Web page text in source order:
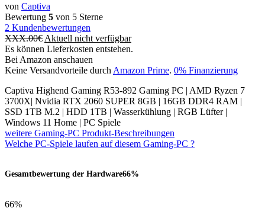
von Captiva
Bewertung 5 von 5 Sterne
2 Kundenbewertungen
XXX.00€ Aktuell nicht verfügbar
Es können Lieferkosten entstehen.
Bei Amazon anschauen
Keine Versandvorteile durch Amazon Prime. 0% Finanzierung
Captiva Highend Gaming R53-892 Gaming PC | AMD Ryzen 7
3700X| Nvidia RTX 2060 SUPER 8GB | 16GB DDR4 RAM |
SSD 1TB M.2 | HDD 1TB | Wasserkühlung | RGB Lüfter |
Windows 11 Home | PC Spiele
weitere Gaming-PC Produkt-Beschreibungen
Welche PC-Spiele laufen auf diesem Gaming-PC ?
Gesamtbewertung der Hardware66%
66%